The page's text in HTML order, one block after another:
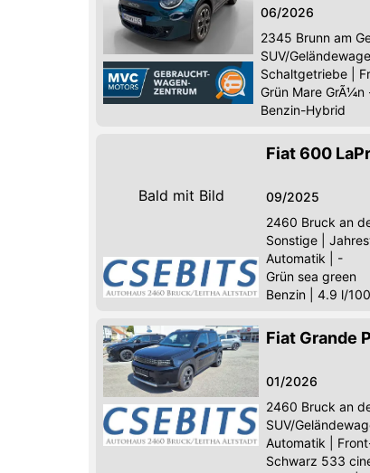
06/2026
2345 Brunn am
SUV/
Schaltgetriebe
Grün Mare GrÃ¼n
Benzin-Hybrid
Bald mit Bild
Fiat 600
09/2025
2460 Bruck an
Sonstige
Automatik
-
Grün sea green
Benzin
4.9 l/
Fiat Grande
01/2026
2460 Bruck an
SUV/
Automatik
Schwarz 533